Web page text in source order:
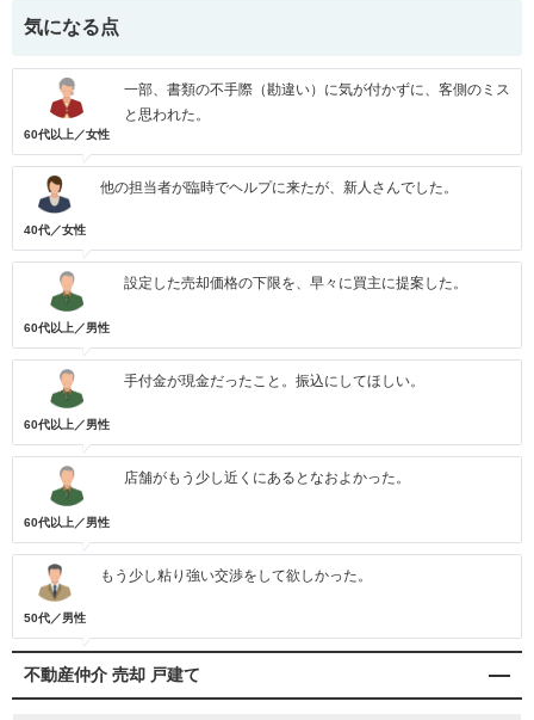
気になる点
60代以上／女性
一部、書類の不手際（勘違い）に気が付かずに、客側のミス
と思われた。
40代／女性
他の担当者が臨時でヘルプに来たが、新人さんでした。
60代以上／男性
設定した売却価格の下限を、早々に買主に提案した。
60代以上／男性
手付金が現金だったこと。振込にしてほしい。
60代以上／男性
店舗がもう少し近くにあるとなおよかった。
50代／男性
もう少し粘り強い交渉をして欲しかった。
不動産仲介 売却 戸建て